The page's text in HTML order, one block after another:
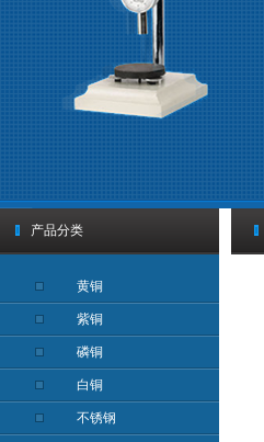
产品分类
黄铜
紫铜
磷铜
白铜
不锈钢